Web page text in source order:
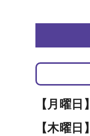
【月曜日】
【木曜日】